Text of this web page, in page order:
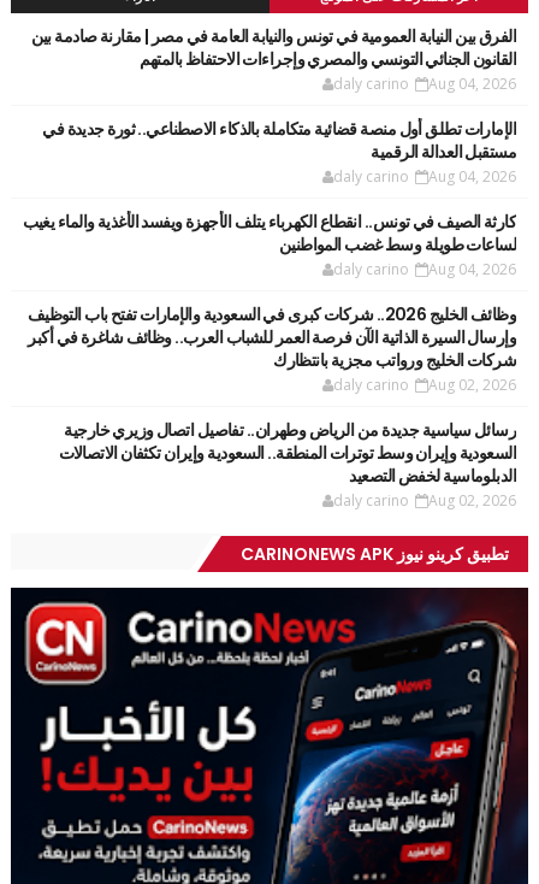
الفرق بين النيابة العمومية في تونس والنيابة العامة في مصر | مقارنة صادمة بين
القانون الجنائي التونسي والمصري وإجراءات الاحتفاظ بالمتهم
daly carino Aug 04, 2026
الإمارات تطلق أول منصة قضائية متكاملة بالذكاء الاصطناعي.. ثورة جديدة في
مستقبل العدالة الرقمية
daly carino Aug 04, 2026
كارثة الصيف في تونس.. انقطاع الكهرباء يتلف الأجهزة ويفسد الأغذية والماء يغيب
لساعات طويلة وسط غضب المواطنين
daly carino Aug 04, 2026
وظائف الخليج 2026.. شركات كبرى في السعودية والإمارات تفتح باب التوظيف
وإرسال السيرة الذاتية الآن فرصة العمر للشباب العرب.. وظائف شاغرة في أكبر
شركات الخليج ورواتب مجزية بانتظارك
daly carino Aug 02, 2026
رسائل سياسية جديدة من الرياض وطهران.. تفاصيل اتصال وزيري خارجية
السعودية وإيران وسط توترات المنطقة.. السعودية وإيران تكثفان الاتصالات
الدبلوماسية لخفض التصعيد
daly carino Aug 02, 2026
تطبيق كرينو نيوز CARINONEWS APK